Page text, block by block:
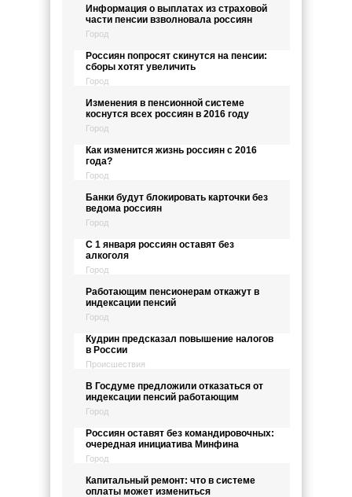
Информация о выплатах из страховой
части пенсии взволновала россиян
Город
Россиян попросят скинутся на пенсии:
сборы хотят увеличить
Город
Изменения в пенсионной системе
коснутся всех россиян в 2016 году
Город
Как изменится жизнь россиян с 2016
года?
Город
Банки будут блокировать карточки без
ведома россиян
Город
С 1 января россиян оставят без
алкоголя
Город
Работающим пенсионерам откажут в
индексации пенсий
Город
Кудрин предсказал повышение налогов
в России
Происшествия
В Госдуме предложили отказаться от
индексации пенсий работающим
Город
Россиян оставят без командировочных:
очередная инициатива Минфина
Город
Капитальный ремонт: что в системе
оплаты может измениться